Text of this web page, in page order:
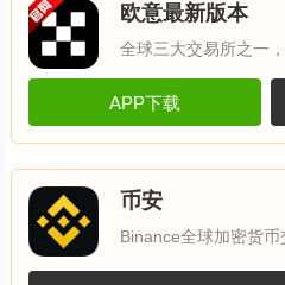
欧意最新版本
全球三大交易所之一
APP下载
币安
Binance全球加密货币